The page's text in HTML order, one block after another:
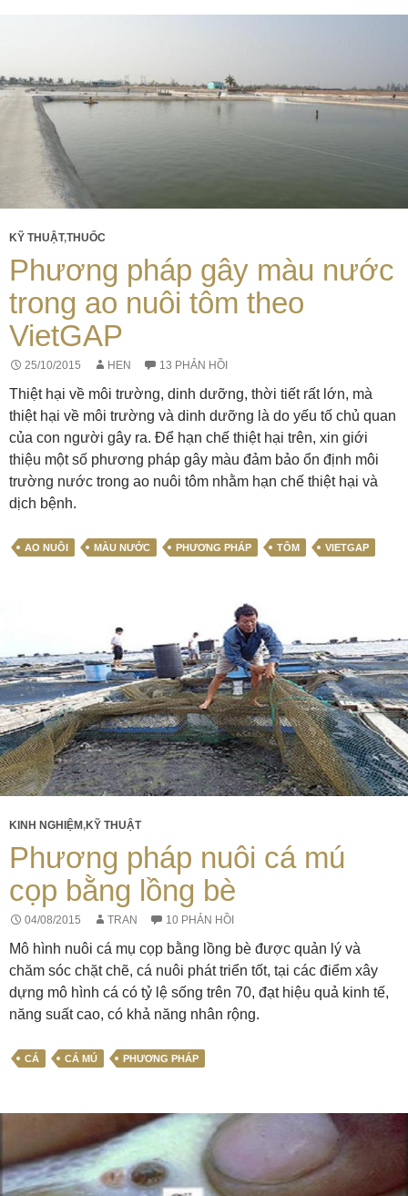
KỸ THUẬT,THUỐC
Phương pháp gây màu nước
trong ao nuôi tôm theo
VietGAP
25/10/2015 HEN 13 PHẢN HỒI
Thiệt hại về môi trường, dinh dưỡng, thời tiết rất lớn, mà
thiệt hại về môi trường và dinh dưỡng là do yếu tố chủ quan
của con người gây ra. Để hạn chế thiệt hại trên, xin giới
thiệu một số phương pháp gây màu đảm bảo ổn định môi
trường nước trong ao nuôi tôm nhằm hạn chế thiệt hại và
dịch bệnh.
AO NUÔI MÀU NƯỚC PHƯƠNG PHÁP TÔM VIETGAP
KINH NGHIỆM ,KỸ THUẬT
Phương pháp nuôi cá mú
cọp bằng lồng bè
04/08/2015 TRAN 10 PHẢN HỒI
Mô hình nuôi cá mụ cọp bằng lồng bè được quản lý và
chăm sóc chặt chẽ, cá nuôi phát triển tốt, tại các điểm xây
dựng mô hình cá có tỷ lệ sống trên 70, đạt hiệu quả kinh tế,
năng suất cao, có khả năng nhân rộng.
CÁ CÁ MÚ PHƯƠNG PHÁP